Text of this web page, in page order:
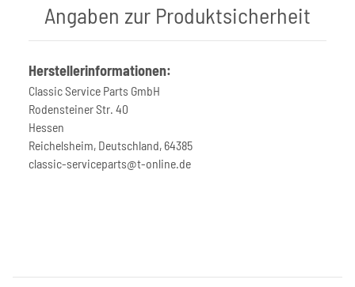
Angaben zur Produktsicherheit
Herstellerinformationen:
Classic Service Parts GmbH
Rodensteiner Str. 40
Hessen
Reichelsheim, Deutschland, 64385
classic-serviceparts@t-online.de